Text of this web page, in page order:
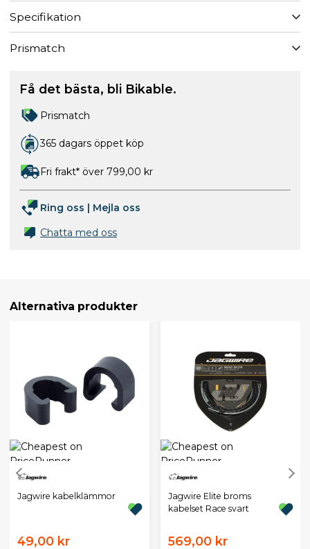
Specifikation
Prismatch
Få det bästa, bli Bikable.
Prismatch
365 dagars öppet köp
Fri frakt* över 799,00 kr
Ring oss | Mejla oss
Chatta med oss
Alternativa produkter
Jagwire kabelklämmor
49,00 kr
Jagwire Elite broms
kabelset Race svart
569,00 kr